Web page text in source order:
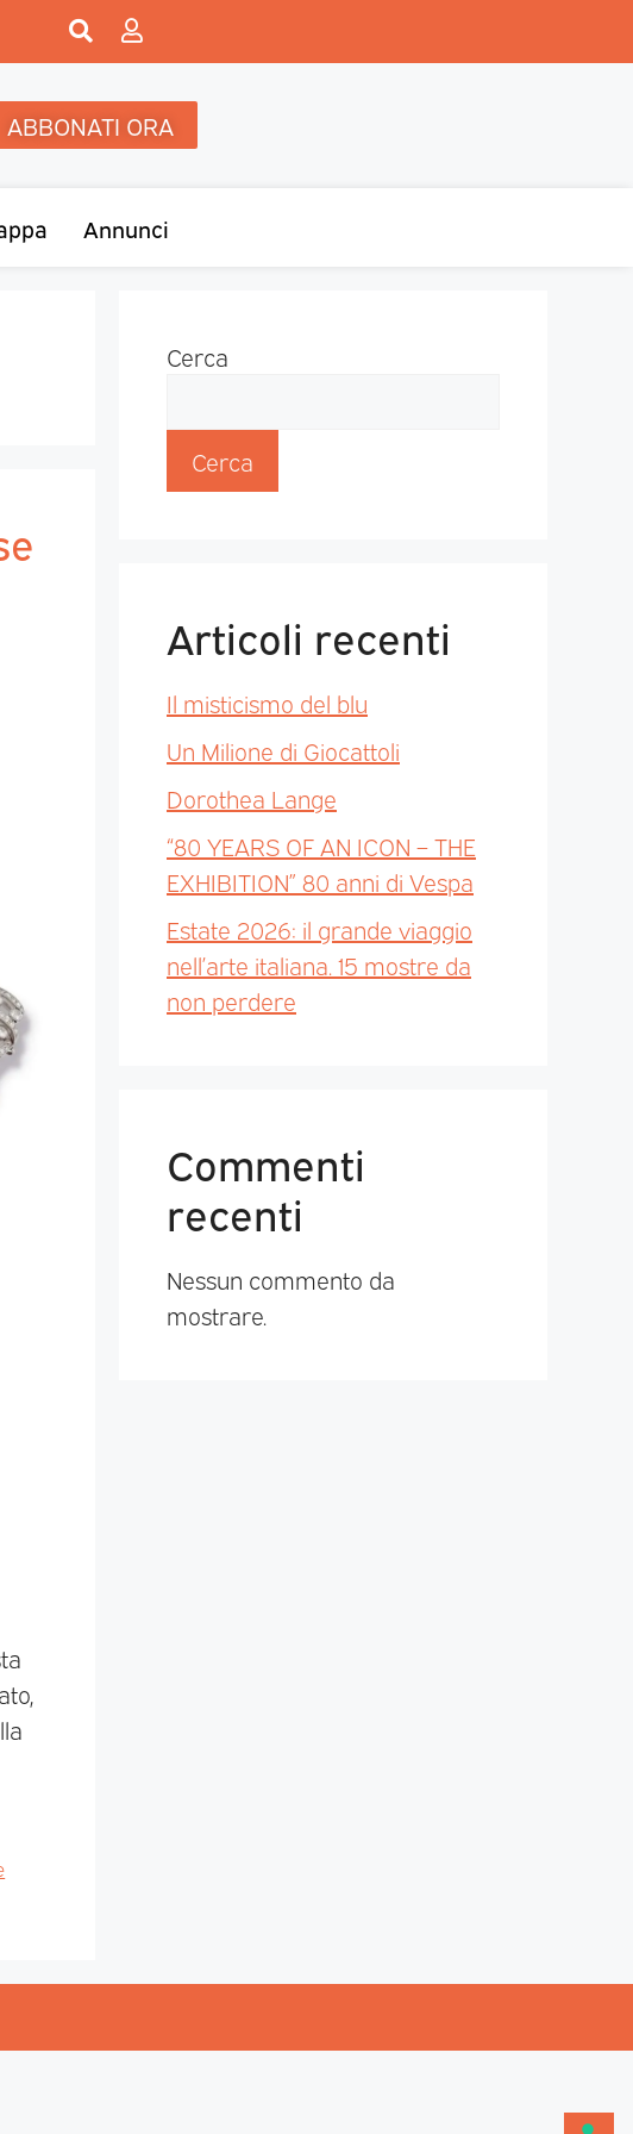
ABBONATI ORA
Annunci
Cerca
Cerca
Articoli recenti
Il misticismo del blu
Un Milione di Giocattoli
Dorothea Lange
“80 YEARS OF AN ICON – THE
EXHIBITION” 80 anni di Vespa
Estate 2026: il grande viaggio
nell’arte italiana. 15 mostre da
non perdere
Commenti
recenti
Nessun commento da
mostrare.